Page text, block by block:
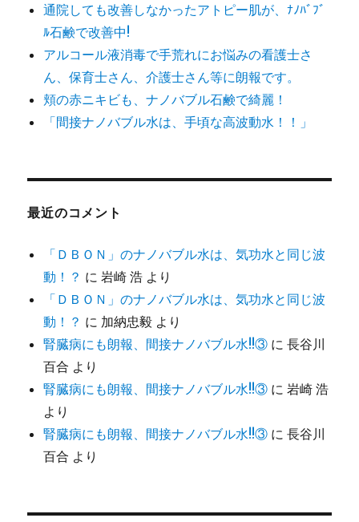
通院しても改善しなかったアトピー肌が、ﾅﾉﾊﾞﾌﾞ
ﾙ石鹸で改善中!
アルコール液消毒で手荒れにお悩みの看護士さ
ん、保育士さん、介護士さん等に朗報です。
頬の赤ニキビも、ナノバブル石鹸で綺麗！
「間接ナノバブル水は、手頃な高波動水！！」
最近のコメント
「ＤＢＯＮ」のナノバブル水は、気功水と同じ波
動！？ に岩崎 浩 より
「ＤＢＯＮ」のナノバブル水は、気功水と同じ波
動！？ に 加納忠毅 より
腎臓病にも朗報、間接ナノバブル水!!③ に長谷川
百合 より
腎臓病にも朗報、間接ナノバブル水!!③ に岩崎 浩
より
腎臓病にも朗報、間接ナノバブル水!!③ に長谷川
百合 より